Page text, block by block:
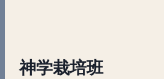
神学栽培班